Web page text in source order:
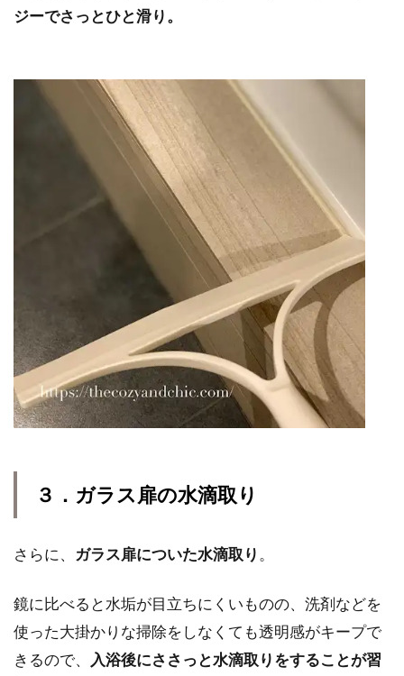
ジーでさっとひと滑り。
３．ガラス扉の水滴取り
さらに、 ガラス扉についた水滴取り 。
鏡に比べると水垢が目立ちにくいものの、洗剤などを
使った大掛かりな掃除をしなくても透明感がキープで
きるので、
入浴後にささっと水滴取りをすることが習